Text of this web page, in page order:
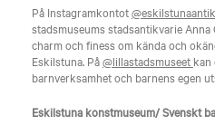
På Instagramkontot
stadsmuseums stadsantikvarie
charm och finess om kända och
Eskilstuna. På@lillastadsmuseet kan
barnverksamhet och barnens egen
Eskilstuna konstmuseum/ Svenskt